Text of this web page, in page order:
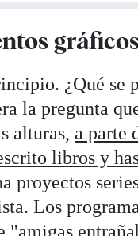
¿Qué se
la pregunta
alturas, a parte
libros y
proyectos
Los
"amigas